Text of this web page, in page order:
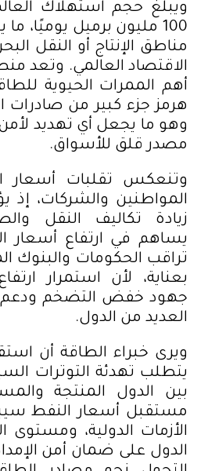
ويبلغ حجم استهلاك
100 مليون برميل
مناطق الإنتاج أو النقل
الاقتصاد العالمي. وتعد
أهم الممرات الحيوية
هرمز جزء كبير من صادرات
وهو ما يجعل أي تهديد
مصدر قلق للأسواق.
وتنعكس تقلبات أسعار
المواطنين والشركات، إذ
زيادة تكاليف النقل
يساهم في ارتفاع أسعار
تراقب الحكومات والبنوك
بعناية، لأن استمرار
جهود خفض التضخم ودعم
العديد من الدول.
ويرى خبراء الطاقة أن
يتطلب تهدئة التوترات
بين الدول المنتجة
مستقبل أسعار النفط
الأزمات الدولية، ومستوى
الدول على ضمان أمن